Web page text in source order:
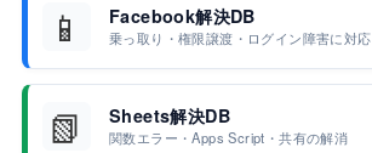
📱 Facebook解決DB
乗っ取り・権限譲渡・ログイン障害に対応
📗 Sheets解決DB
関数エラー・Apps Script・共有の解消